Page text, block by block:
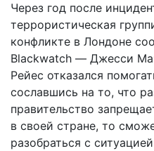
Через год после
террористическая
конфликте в Лондоне
Blackwatch — Джесси
Рейес отказался
сославшись на то, что
правительство
в своей стране, то
разобраться с